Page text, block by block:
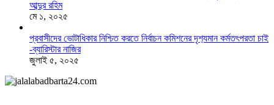
আব্দুর রহিম
মে ১, ২০২৫
প্রবাসীদের ভোটাধিকার নিশ্চিত করতে নির্বাচন কমিশনের দৃশ‍্যমান কর্মতৎপরতা চাই
-ব্যারিস্টার নাজির
জুলাই ৫, ২০২৫